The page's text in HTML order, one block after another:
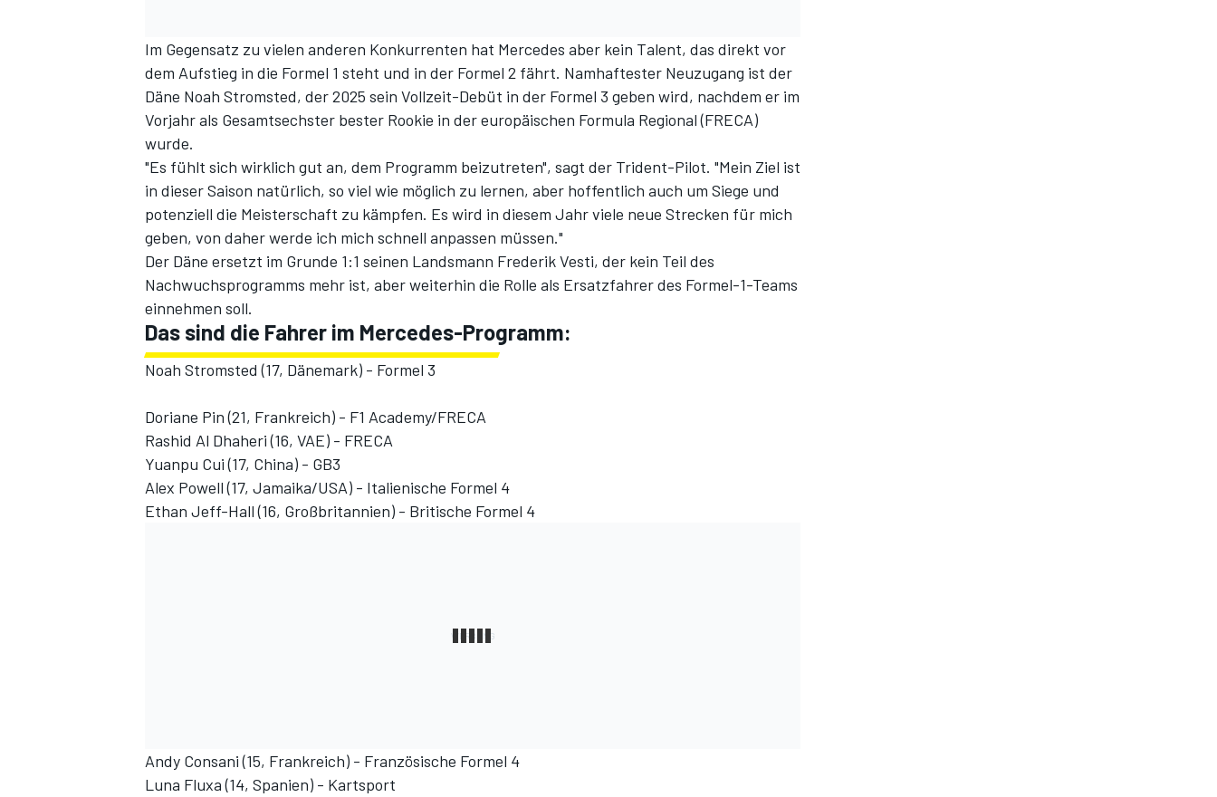
SPORTWAGEN
Im Gegensatz zu vielen anderen Konkurrenten hat Mercedes aber kein Talent, das direkt vor
dem Aufstieg in die Formel 1 steht und in der Formel 2 fährt. Namhaftester Neuzugang ist der
Däne Noah Stromsted, der 2025 sein Vollzeit-Debüt in der Formel 3 geben wird, nachdem er im
Vorjahr als Gesamtsechster bester Rookie in der europäischen Formula Regional (FRECA)
wurde.
"Es fühlt sich wirklich gut an, dem Programm beizutreten", sagt der Trident-Pilot. "Mein Ziel ist
in dieser Saison natürlich, so viel wie möglich zu lernen, aber hoffentlich auch um Siege und
potenziell die Meisterschaft zu kämpfen. Es wird in diesem Jahr viele neue Strecken für mich
geben, von daher werde ich mich schnell anpassen müssen."
Der Däne ersetzt im Grunde 1:1 seinen Landsmann Frederik Vesti, der kein Teil des
Nachwuchsprogramms mehr ist, aber weiterhin die Rolle als Ersatzfahrer des Formel-1-Teams
einnehmen soll.
Das sind die Fahrer im Mercedes-Programm:
Noah Stromsted (17, Dänemark) - Formel 3
Doriane Pin (21, Frankreich) - F1 Academy/FRECA
Rashid Al Dhaheri (16, VAE) - FRECA
Yuanpu Cui (17, China) - GB3
Alex Powell (17, Jamaika/USA) - Italienische Formel 4
Ethan Jeff-Hall (16, Großbritannien) - Britische Formel 4
Andy Consani (15, Frankreich) - Französische Formel 4
Luna Fluxa (14, Spanien) - Kartsport